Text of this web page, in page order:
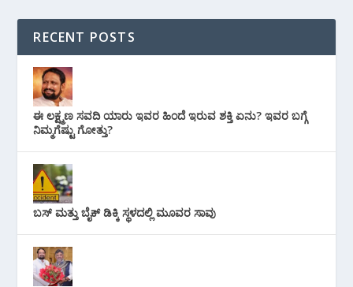
RECENT POSTS
ಈ ಲಕ್ಷ್ಮಣ ಸವದಿ ಯಾರು ಇವರ ಹಿಂದೆ ಇರುವ ಶಕ್ತಿ ಏನು? ಇವರ ಬಗ್ಗೆ
ನಿಮ್ಮಗೆಷ್ಟು ಗೋತ್ತು?
ಬಸ್ ಮತ್ತು ಬೈಕ್ ಡಿಕ್ಕಿ ಸ್ಥಳದಲ್ಲಿ ಮೂವರ ಸಾವು